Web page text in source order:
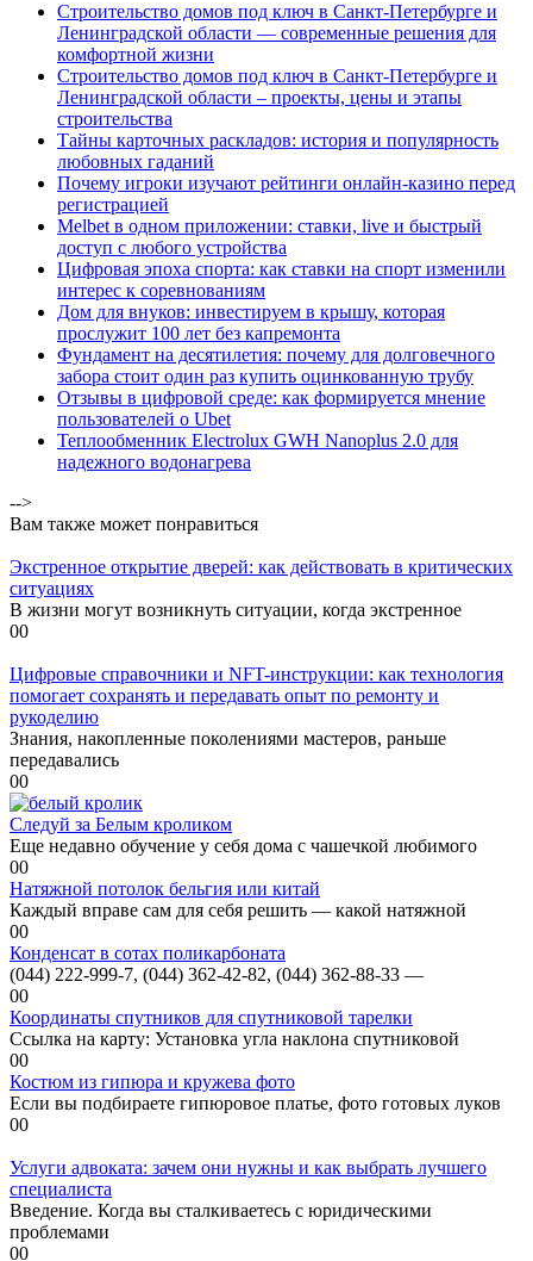
Строительство домов под ключ в Санкт-Петербурге и
Ленинградской области — современные решения для
комфортной жизни
Строительство домов под ключ в Санкт-Петербурге и
Ленинградской области – проекты, цены и этапы
строительства
Тайны карточных раскладов: история и популярность
любовных гаданий
Почему игроки изучают рейтинги онлайн-казино перед
регистрацией
Melbet в одном приложении: ставки, live и быстрый
доступ с любого устройства
Цифровая эпоха спорта: как ставки на спорт изменили
интерес к соревнованиям
Дом для внуков: инвестируем в крышу, которая
прослужит 100 лет без капремонта
Фундамент на десятилетия: почему для долговечного
забора стоит один раз купить оцинкованную трубу
Отзывы в цифровой среде: как формируется мнение
пользователей о Ubet
Теплообменник Electrolux GWH Nanoplus 2.0 для
надежного водонагрева
-->
Вам также может понравиться
Экстренное открытие дверей: как действовать в критических
ситуациях
В жизни могут возникнуть ситуации, когда экстренное
00
Цифровые справочники и NFT-инструкции: как технология
помогает сохранять и передавать опыт по ремонту и
рукоделию
Знания, накопленные поколениями мастеров, раньше
передавались
00
Следуй за Белым кроликом
Еще недавно обучение у себя дома с чашечкой любимого
00
Натяжной потолок бельгия или китай
Каждый вправе сам для себя решить — какой натяжной
00
Конденсат в сотах поликарбоната
(044) 222-999-7, (044) 362-42-82, (044) 362-88-33 —
00
Координаты спутников для спутниковой тарелки
Ссылка на карту: Установка угла наклона спутниковой
00
Костюм из гипюра и кружева фото
Если вы подбираете гипюровое платье, фото готовых луков
00
Услуги адвоката: зачем они нужны и как выбрать лучшего
специалиста
Введение. Когда вы сталкиваетесь с юридическими
проблемами
00